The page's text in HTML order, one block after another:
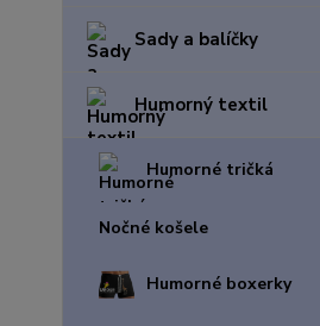
Sady a balíčky
Humorný textil
Humorné tričká
Nočné košele
Humorné boxerky